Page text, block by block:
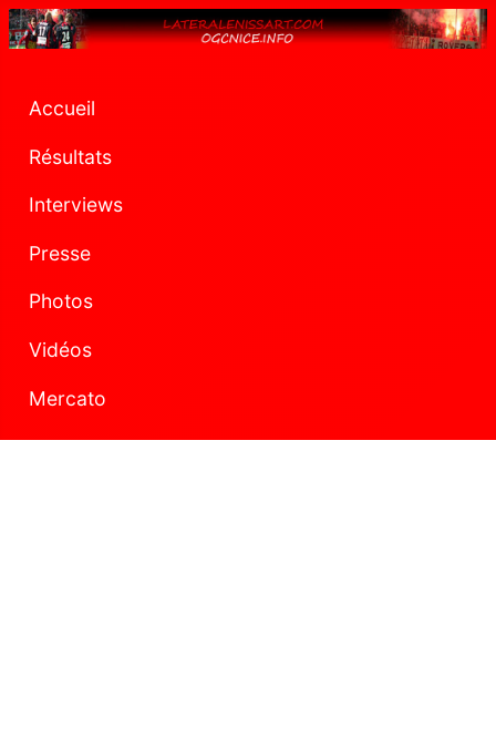
Accueil
Résultats
Interviews
Presse
Photos
Vidéos
Mercato